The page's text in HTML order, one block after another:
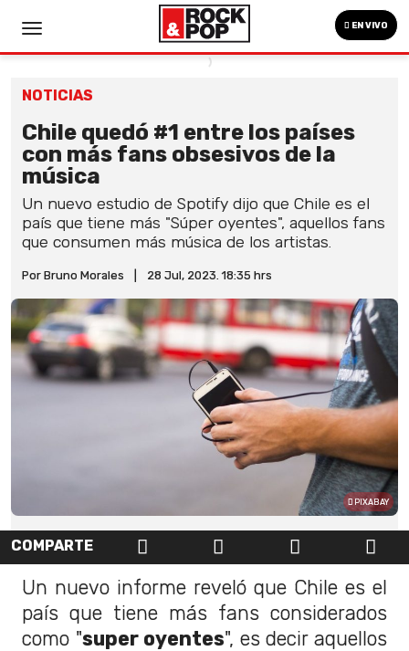
EN VIVO
NOTICIAS
Chile quedó #1 entre los países
con más fans obsesivos de la
música
Un nuevo estudio de Spotify dijo que Chile es el
país que tiene más "Súper oyentes", aquellos fans
que consumen más música de los artistas.
Por Bruno Morales 28 Jul, 2023. 18:35 hrs
PIXABAY
COMPARTE
Un nuevo informe reveló que Chile es el
país que tiene más fans considerados
como "super oyentes", es decir aquellos